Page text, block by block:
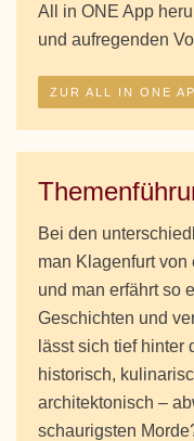
All in ONE App
und aufregenden
ZUR ALL IN ONE
Bei den
man Klagenfurt
und man erfährt so
Geschichten und
lässt sich tief hinter
historisch,
architektonisch –
schaurigsten